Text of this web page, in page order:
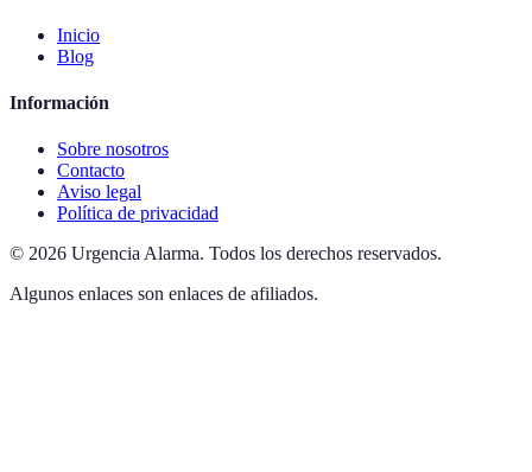
Inicio
Blog
Información
Sobre nosotros
Contacto
Aviso legal
Política de privacidad
© 2026 Urgencia Alarma. Todos los derechos reservados.
Algunos enlaces son enlaces de afiliados.